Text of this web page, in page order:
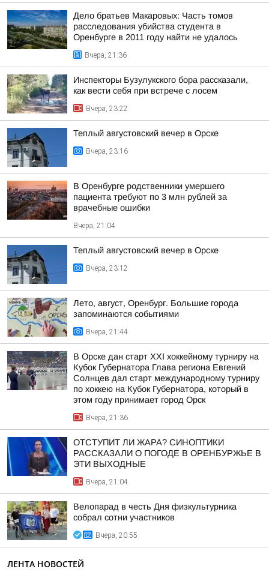
Дело братьев Макаровых: Часть томов
расследования убийства студента в
Оренбурге в 2011 году найти не удалось
Вчера, 21:36
Инспекторы Бузулукского бора рассказали,
как вести себя при встрече с лосем
Вчера, 23:22
Теплый августовский вечер в Орске
Вчера, 23:16
В Оренбурге родственники умершего
пациента требуют по 3 млн рублей за
врачебные ошибки
Вчера, 21:04
Теплый августовский вечер в Орске
Вчера, 23:12
Лето, август, Оренбург. Большие города
запоминаются событиями
Вчера, 21:44
В Орске дан старт XXI хоккейному турниру на
Кубок Губернатора Глава региона Евгений
Солнцев дал старт международному турниру
по хоккею на Кубок Губернатора, который в
этом году принимает город Орск
Вчера, 21:36
ОТСТУПИТ ЛИ ЖАРА? СИНОПТИКИ
РАССКАЗАЛИ О ПОГОДЕ В ОРЕНБУРЖЬЕ В
ЭТИ ВЫХОДНЫЕ
Вчера, 21:04
Велопарад в честь Дня физкультурника
собрал сотни участников
Вчера, 20:55
ЛЕНТА НОВОСТЕЙ